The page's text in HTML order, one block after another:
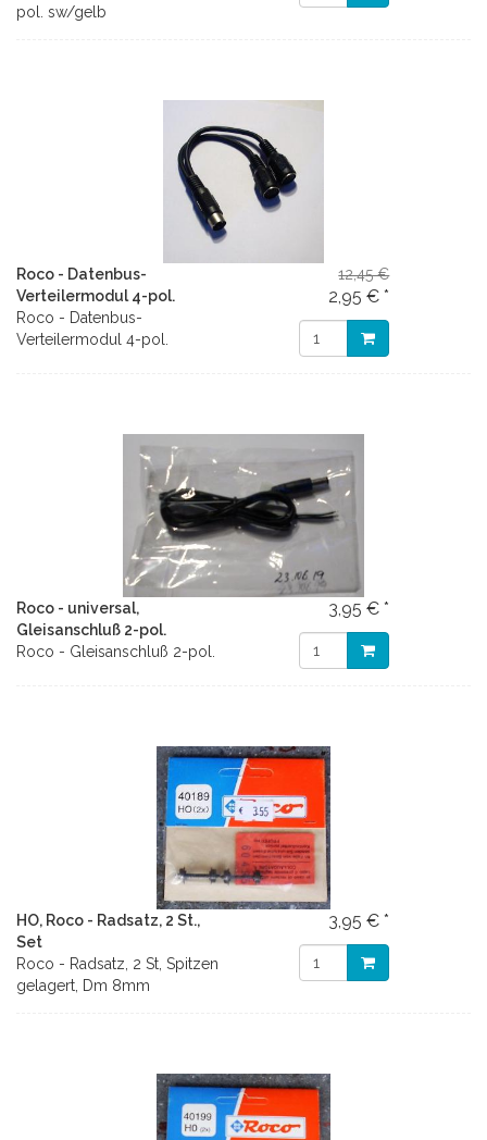
pol. sw/gelb
Roco - Datenbus-
Verteilermodul 4-pol.
Roco - Datenbus-
Verteilermodul 4-pol.
12,45 €
2,95 € *
Roco - universal,
Gleisanschluß 2-pol.
Roco - Gleisanschluß 2-pol.
3,95 € *
HO, Roco - Radsatz, 2 St.,
Set
Roco - Radsatz, 2 St, Spitzen
gelagert, Dm 8mm
3,95 € *